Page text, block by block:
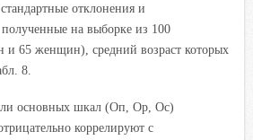
отклонения и
на выборке из 100
65 женщин), средний возраст которых
8.
основных шкал (Oп, Ор, Ос)
коррелируют с